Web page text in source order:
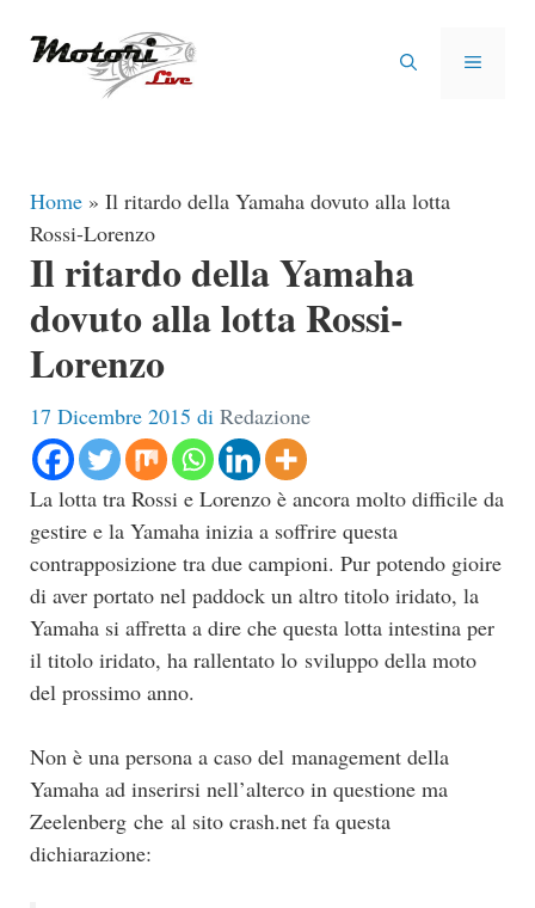
MENU
Home » Il ritardo della Yamaha dovuto alla lotta
Rossi-Lorenzo
Il ritardo della Yamaha
dovuto alla lotta Rossi-
Lorenzo
17 Dicembre 2015 di Redazione
La lotta tra Rossi e Lorenzo è ancora molto difficile da
gestire e la Yamaha inizia a soffrire questa
contrapposizione tra due campioni. Pur potendo gioire
di aver portato nel paddock un altro titolo iridato, la
Yamaha si affretta a dire che questa lotta intestina per
il titolo iridato, ha rallentato lo sviluppo della moto
del prossimo anno.
Non è una persona a caso del management della
Yamaha ad inserirsi nell’alterco in questione ma
Zeelenberg che al sito crash.net fa questa
dichiarazione: